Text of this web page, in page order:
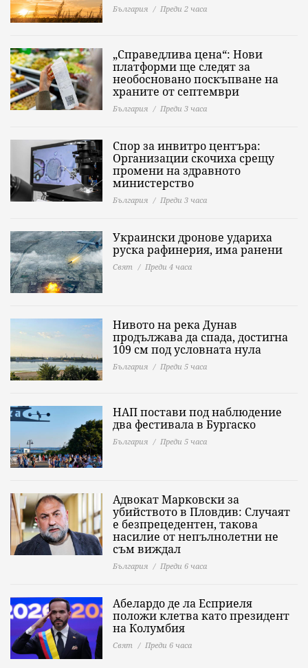
България Преди 2 часа
„Справедлива цена“: Нови
платформи ще следят за
необосновано поскъпване на
храните от септември
България Преди 3 часа
Спор за инвитро центъра:
Организации скочиха срещу
промени на здравното
министерство
България Преди 3 часа
Украински дронове удариха
руска рафинерия, има ранени
Свят Преди 4 часа
Нивото на река Дунав
продължава да спада, достигна
109 см под условната нула
България Преди 5 часа
НАП постави под наблюдение
два фестивала в Бургаско
България Преди 5 часа
Адвокат Марковски за
убийството в Пловдив: Случаят
е безпрецедентен, такова
насилие от непълнолетни не
съм виждал
България Преди 6 часа
Абелардо де ла Есприеля
положи клетва като президент
на Колумбия
Свят Преди 6 часа